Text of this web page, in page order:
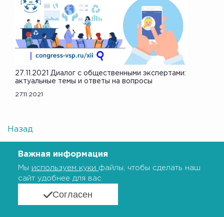
27.11.2021 Диалог с общественными экспертами:
актуальные темы и ответы на вопросы
27.11.2021
Назад
Важная информация
Мы используем куки файлы, чтобы сделать наш
сайт удобнее для вас
Согласен